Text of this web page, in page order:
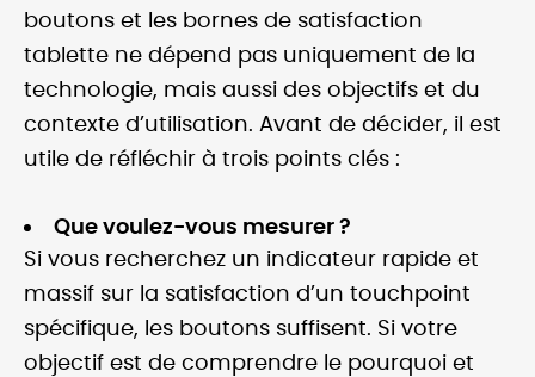
boutons et les bornes de satisfaction
tablette ne dépend pas uniquement de la
technologie, mais aussi des objectifs et du
contexte d’utilisation. Avant de décider, il est
utile de réfléchir à trois points clés :
Que voulez-vous mesurer ?
Si vous recherchez un indicateur rapide et
massif sur la satisfaction d’un touchpoint
spécifique, les boutons suffisent. Si votre
objectif est de comprendre le pourquoi et